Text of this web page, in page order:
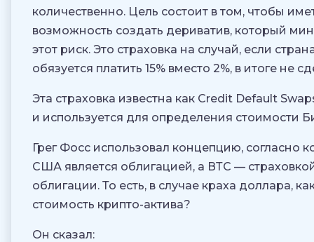
количественно. Цель состоит в том, чтобы
возможность создать дериватив, который
этот риск. Это страховка на случай, если
обязуется платить 15% вместо 2%, в итоге не
Эта страховка известна как Credit Default
и используется для определения стоимости
Грег Фосс использовал концепцию, согласно
США является облигацией, а ВТС —
облигации. То есть, в случае краха доллара,
стоимость крипто-актива?
Он сказал: